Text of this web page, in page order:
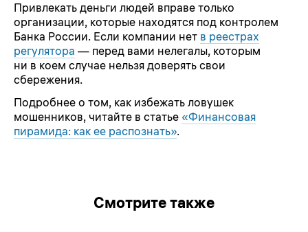
Привлекать деньги людей вправе только
организации, которые находятся под контролем
Банка России. Если компании нет в реестрах
регулятора — перед вами нелегалы, которым
ни в коем случае нельзя доверять свои
сбережения.
Подробнее о том, как избежать ловушек
мошенников, читайте в статье «Финансовая
пирамида: как ее распознать».
Смотрите также